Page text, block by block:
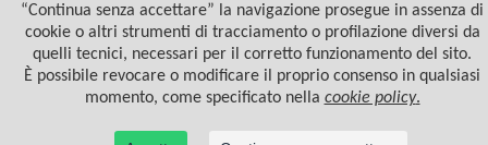
“Continua senza accettare” la navigazione prosegue in assenza di
cookie o altri strumenti di tracciamento o profilazione diversi da
quelli tecnici, necessari per il corretto funzionamento del sito.
È possibile revocare o modificare il proprio consenso in qualsiasi
momento, come specificato nella cookie policy.